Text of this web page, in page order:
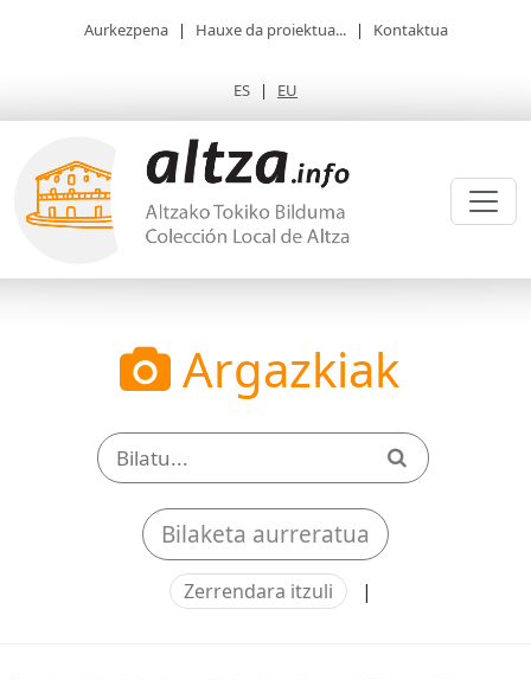
Aurkezpena | Hauxe da proiektua... | Kontaktua
ES | EU
Argazkiak
Bilaketa aurreratua
Zerrendara itzuli |